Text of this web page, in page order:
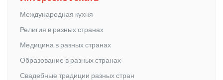
Международная кухня
Религия в разных странах
Медицина в разных странах
Образование в разных странах
Свадебные традиции разных стран